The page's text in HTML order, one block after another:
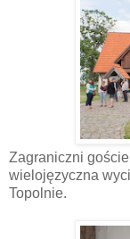
Zagraniczni
wielojęzyczna
Topolnie.